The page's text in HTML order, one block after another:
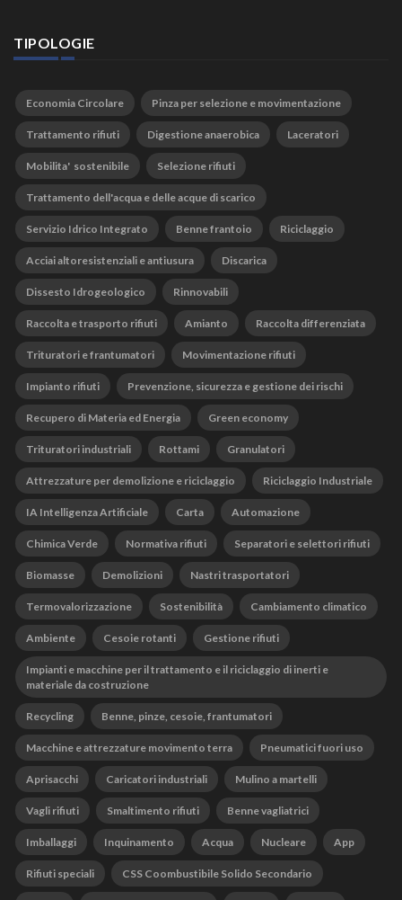
TIPOLOGIE
Economia Circolare Pinza per selezione e movimentazione
Trattamento rifiuti Digestione anaerobica Laceratori
Mobilita' sostenibile Selezione rifiuti
Trattamento dell'acqua e delle acque di scarico
Servizio Idrico Integrato Benne frantoio Riciclaggio
Acciai altoresistenziali e antiusura Discarica
Dissesto Idrogeologico Rinnovabili
Raccolta e trasporto rifiuti Amianto Raccolta differenziata
Trituratori e frantumatori Movimentazione rifiuti
Impianto rifiuti Prevenzione, sicurezza e gestione dei rischi
Recupero di Materia ed Energia Green economy
Trituratori industriali Rottami Granulatori
Attrezzature per demolizione e riciclaggio Riciclaggio Industriale
IA Intelligenza Artificiale Carta Automazione
Chimica Verde Normativa rifiuti Separatori e selettori rifiuti
Biomasse Demolizioni Nastri trasportatori
Termovalorizzazione Sostenibilità Cambiamento climatico
Ambiente Cesoie rotanti Gestione rifiuti
Impianti e macchine per il trattamento e il riciclaggio di inerti e
materiale da costruzione
Recycling Benne, pinze, cesoie, frantumatori
Macchine e attrezzature movimento terra Pneumatici fuori uso
Aprisacchi Caricatori industriali Mulino a martelli
Vagli rifiuti Smaltimento rifiuti Benne vagliatrici
Imballaggi Inquinamento Acqua Nucleare App
Rifiuti speciali CSS Coombustibile Solido Secondario